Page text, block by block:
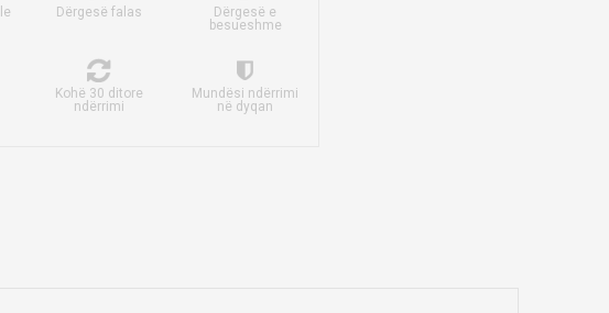
Dërgesë falas
Dërgesë e
besueshme
Kohë 30 ditore
ndërrimi
Mundësi ndërrimi
në dyqan